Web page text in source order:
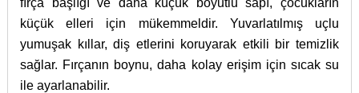
küçük elleri için mükemmeldir. Yuvarlatılmış uçlu
yumuşak kıllar, diş etlerini koruyarak etkili bir temizlik
sağlar. Fırçanın boynu, daha kolay erişim için sıcak su
ile ayarlanabilir.